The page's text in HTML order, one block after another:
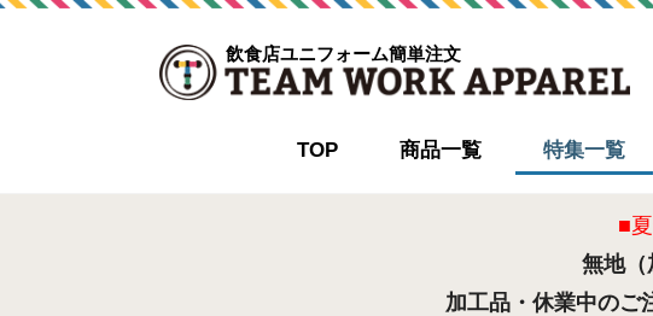
飲食店ユニフォーム簡単注文
TOP 商品一覧 特集一覧
■
無地（
加工品・休業中のご